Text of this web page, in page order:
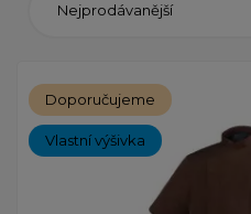
Nejprodávanější
Doporučujeme
Vlastní výšivka